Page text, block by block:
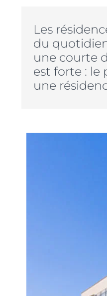
Les
du
une courte
est forte : le
une